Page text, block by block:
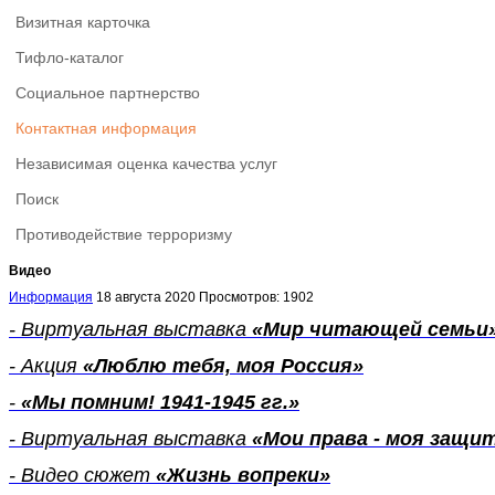
Визитная карточка
Тифло-каталог
Социальное партнерство
Контактная информация
Независимая оценка качества услуг
Поиск
Противодействие терроризму
Видео
Информация 18 августа 2020 Просмотров: 1902
- Виртуальная выставка «Мир читающей
- Акция «Люблю тебя, моя Россия»
- «Мы помним! 1941-1945 гг.»
- Виртуальная выставка «Мои права - моя
- Видео сюжет «Жизнь вопреки»